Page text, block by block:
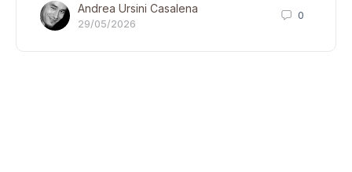
Andrea Ursini Casalena
29/05/2026
0